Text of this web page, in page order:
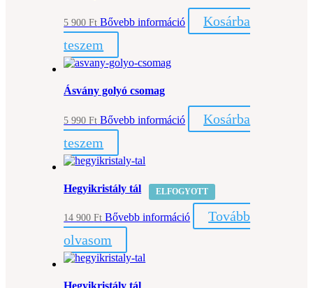
5 900Ft Bővebb információ
Kosárba
teszem
Ásvány golyó csomag
5 990Ft Bővebb információ
Kosárba
teszem
ELFOGYOTT
Hegyikristály tál
14 900Ft Bővebb információ
Tovább
olvasom